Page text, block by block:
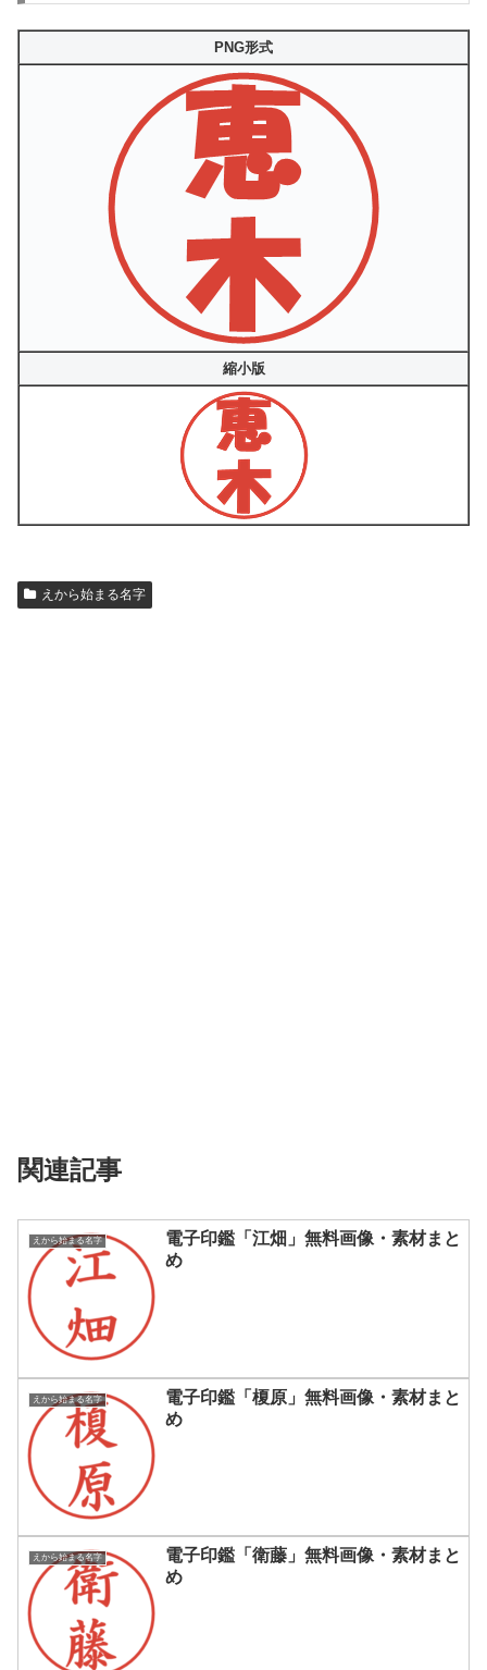
PNG形式
縮小版
えから始まる名字
関連記事
えから始まる名字
電子印鑑「江畑」無料画像・素材まと
め
えから始まる名字
電子印鑑「榎原」無料画像・素材まと
め
えから始まる名字
電子印鑑「衛藤」無料画像・素材まと
め